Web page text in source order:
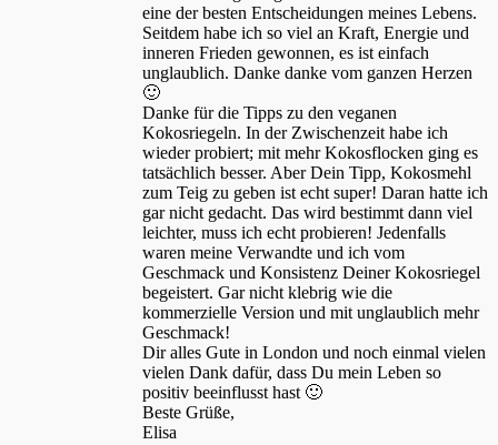
eine der besten Entscheidungen meines Lebens.
Seitdem habe ich so viel an Kraft, Energie und
inneren Frieden gewonnen, es ist einfach
unglaublich. Danke danke vom ganzen Herzen
🙂
Danke für die Tipps zu den veganen
Kokosriegeln. In der Zwischenzeit habe ich
wieder probiert; mit mehr Kokosflocken ging es
tatsächlich besser. Aber Dein Tipp, Kokosmehl
zum Teig zu geben ist echt super! Daran hatte ich
gar nicht gedacht. Das wird bestimmt dann viel
leichter, muss ich echt probieren! Jedenfalls
waren meine Verwandte und ich vom
Geschmack und Konsistenz Deiner Kokosriegel
begeistert. Gar nicht klebrig wie die
kommerzielle Version und mit unglaublich mehr
Geschmack!
Dir alles Gute in London und noch einmal vielen
vielen Dank dafür, dass Du mein Leben so
positiv beeinflusst hast 🙂
Beste Grüße,
Elisa